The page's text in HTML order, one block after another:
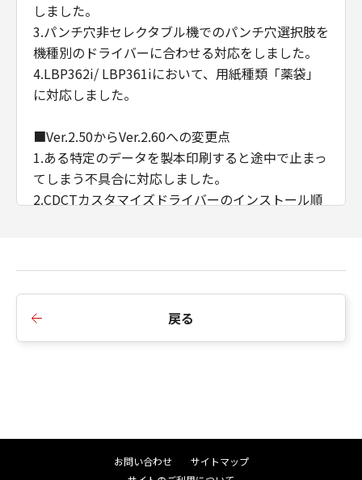
しました。
3.パンチ穴非セレクタブル機でのパンチ穴選択肢を
機種別のドライバーに合わせる対応をしました。
4.LBP362i/ LBP361iにおいて、用紙種類「薬袋」
に対応しました。
■Ver.2.50からVer.2.60への変更点
1.ある特定のデータを製本印刷すると途中で止まっ
てしまう不具合に対応しました。
2.CDCTカスタマイズドライバーのインストール順
1.インストーラーのダイアログ背景画像、アイコン
を変更しました。
戻る
お問い合わせ
サイトマップ